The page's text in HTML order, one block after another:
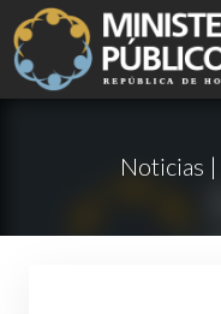
Noticias